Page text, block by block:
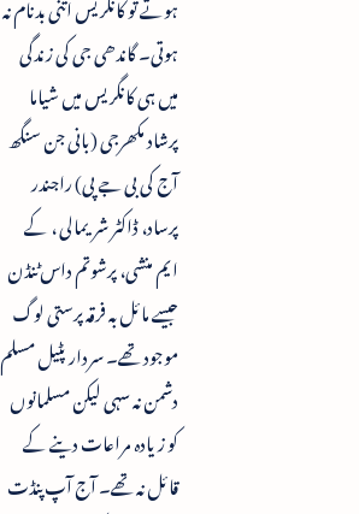
ہوتی۔ گاندھی جی کی زندگی
میں ہی کانگریس میں شیاما
پرشاد مکھرجی (بانی جن سنگھ
آج کی بی جے پی) راجندر
پرساد، ڈاکٹر شریمالی ، کے
ایم منشی، پرشوتم داس ٹنڈن
جیسے مائل بہ فرقہ پرستی لوگ
موجود تھے۔ سردار پٹیل مسلم
دشمن نہ سہی لیکن مسلمانوں
کو زیادہ مراعات دینے کے
قائل نہ تھے۔ آج آپ پنڈت